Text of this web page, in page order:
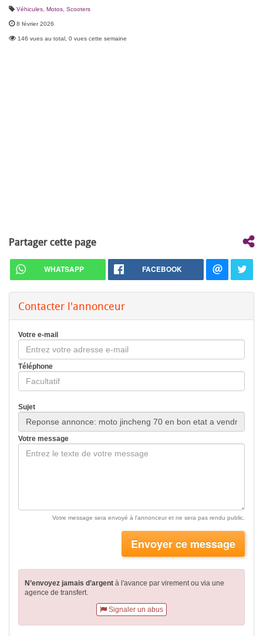
Véhicules Motos, Scooters
8 février 2026
146 vues au total, 0 vues cette semaine
Partager cette page
WHATSAPP FACEBOOK
Contacter l'annonceur
Votre e-mail
Téléphone
Sujet
Votre message
Votre message sera envoyé à l'annonceur et ne sera pas rendu public.
Envoyer ce message
N’envoyez jamais d’argent à l'avance par virementou via une
agence de transfert.
Signaler un abus